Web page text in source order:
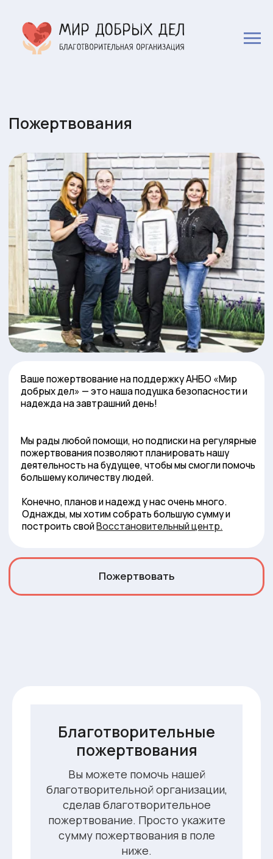
Ваше пожертвование на поддержку АНБО «Мир
добрых дел» — это наша подушка безопасности и
надежда на завтрашний день!
Мы рады любой помощи, но подписки на регулярные
пожертвования позволяют планировать нашу
деятельность на будущее, чтобы мы смогли помочь
большему количеству людей.
Пожертвовать
построить свойВосстановительный центр.
Благотворительные
пожертвования
Вы можете помочь нашей
благотворительной организации,
сделав благотворительное
пожертвование. Просто укажите
сумму пожертвования в поле
ниже.
Реквизиты
Бизнес-карта организации:
ООО "Банк Точка"
2204450242896287